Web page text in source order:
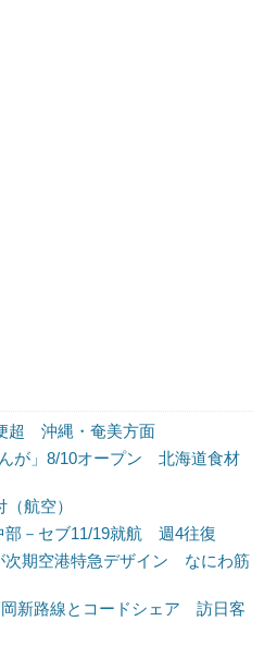
超 沖縄・奄美方面
が」8/10オープン 北海道食材
航空）
部－セブ11/19就航 週4往復
次期空港特急デザイン なにわ筋
新路線とコードシェア 訪日客